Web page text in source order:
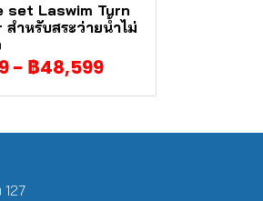
set Laswim Turn
สำหรับสระว่ายน้ำไม่
- ฿48,599